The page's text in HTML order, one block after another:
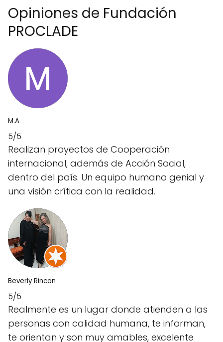
Opiniones de Fundación
PROCLADE
M.A
5/5
Realizan proyectos de Cooperación
internacional, además de Acción Social,
dentro del país. Un equipo humano genial y
una visión crítica con la realidad.
Beverly Rincon
5/5
Realmente es un lugar donde atienden a las
personas con calidad humana, te informan,
te orientan y son muy amables, excelente